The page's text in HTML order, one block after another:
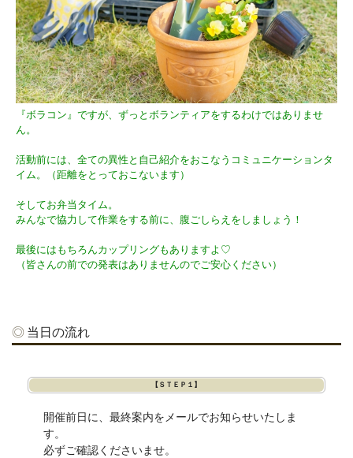
『ボラコン』ですが、ずっとボランティアをするわけではありませ
ん。
活動前には、全ての異性と自己紹介をおこなうコミュニケーションタ
イム。（距離をとっておこないます）
そしてお弁当タイム。
みんなで協力して作業をする前に、腹ごしらえをしましょう！
最後にはもちろんカップリングもありますよ♡
（皆さんの前での発表はありませんのでご安心ください）
当日の流れ
【ＳＴＥＰ１】
開催前日に、最終案内をメールでお知らせいたしま
す。
必ずご確認くださいませ。